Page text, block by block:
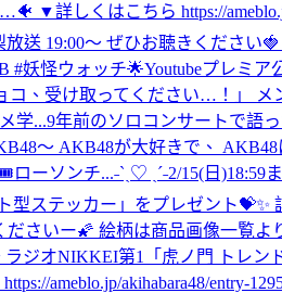
▼詳しくはこちら https://
送 19:00～ ぜひお聴きください
#妖怪ウォッチ🌟Youtubeプレミア
コ、受け取ってください…！」 メ
学...9年前のソロコンサートで語
〜 AKB48が大好きで、
ローソンチ...˗ˋˏ♡ ˎˊ˗2/15(日)18:59
ステッカー」をプレゼント💝✨
さいー🌠 絵柄は商品画像一覧
ラジオNIKKEI第1「虎ノ門 トレン
ameblo.jp/akihabara48/entry-